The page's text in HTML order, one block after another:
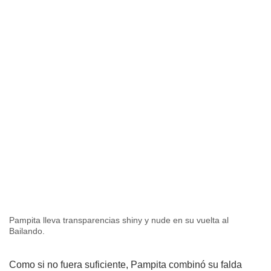
Pampita lleva transparencias shiny y nude en su vuelta al
Bailando.
Como si no fuera suficiente, Pampita combinó su falda